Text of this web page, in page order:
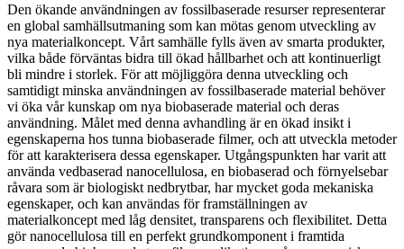
Den ökande användningen av fossilbaserade resurser representerar
en global samhällsutmaning som kan mötas genom utveckling av
nya materialkoncept. Vårt samhälle fylls även av smarta produkter,
vilka både förväntas bidra till ökad hållbarhet och att kontinuerligt
bli mindre i storlek. För att möjliggöra denna utveckling och
samtidigt minska användningen av fossilbaserade material behöver
vi öka vår kunskap om nya biobaserade material och deras
användning. Målet med denna avhandling är en ökad insikt i
egenskaperna hos tunna biobaserade filmer, och att utveckla metoder
för att karakterisera dessa egenskaper. Utgångspunkten har varit att
använda vedbaserad nanocellulosa, en biobaserad och förnyelsebar
råvara som är biologiskt nedbrytbar, har mycket goda mekaniska
egenskaper, och kan användas för framställningen av
materialkoncept med låg densitet, transparens och flexibilitet. Detta
gör nanocellulosa till en perfekt grundkomponent i framtida